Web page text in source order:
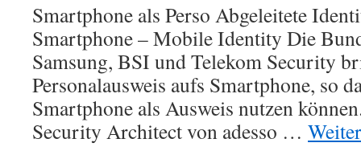
Smartphone als Perso Abgeleitete
Smartphone – Mobile Identity Die
Samsung, BSI und Telekom Security
Personalausweis aufs Smartphone, so
Smartphone als Ausweis nutzen
Security Architect von adesso …